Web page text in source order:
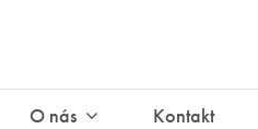
O nás Kontakt